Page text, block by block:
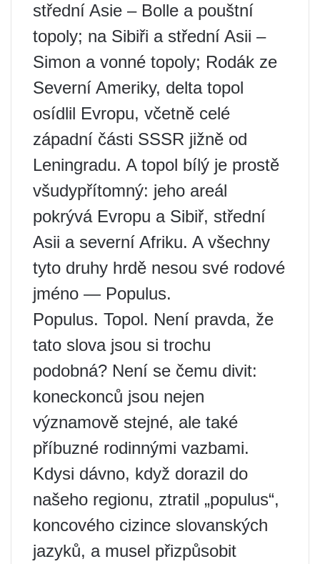
střední Asie – Bolle a pouštní
topoly; na Sibiři a střední Asii –
Simon a vonné topoly; Rodák ze
Severní Ameriky, delta topol
osídlil Evropu, včetně celé
západní části SSSR jižně od
Leningradu. A topol bílý je prostě
všudypřítomný: jeho areál
pokrývá Evropu a Sibiř, střední
Asii a severní Afriku. A všechny
tyto druhy hrdě nesou své rodové
jméno — Populus.
Populus. Topol. Není pravda, že
tato slova jsou si trochu
podobná? Není se čemu divit:
koneckonců jsou nejen
významově stejné, ale také
příbuzné rodinnými vazbami.
Kdysi dávno, když dorazil do
našeho regionu, ztratil „populus“,
koncového cizince slovanských
jazyků, a musel přizpůsobit